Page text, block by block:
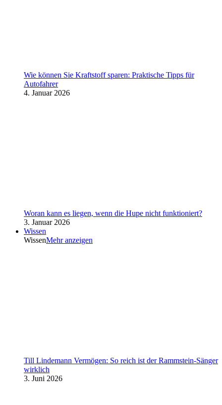
Wie können Sie Kraftstoff sparen: Praktische Tipps für
Autofahrer
4. Januar 2026
Woran kann es liegen, wenn die Hupe nicht funktioniert?
3. Januar 2026
Wissen
WissenMehr anzeigen
Till Lindemann Vermögen: So reich ist der Rammstein-Sänger
wirklich
3. Juni 2026